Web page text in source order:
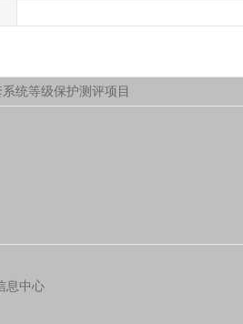
统等级保护测评项目
息中心